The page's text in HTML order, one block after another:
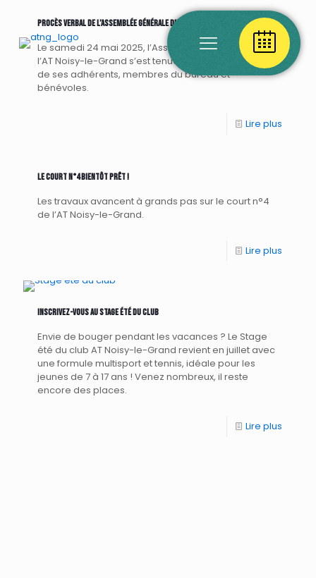
Procès verbal de l’Assemblée Générale du 24 mai 2025
Le samedi 24 mai 2025, l’Assemblée Générale de
l’AT Noisy-le-Grand s’est tenue au club, en présence
de ses adhérents, membres du bureau et
bénévoles.
Lire plus
Le court n°4 bientôt prêt !
Les travaux avancent à grands pas sur le court n°4
de l’AT Noisy-le-Grand.
Lire plus
Inscrivez-vous au stage été du club
Envie de bouger pendant les vacances ? Le Stage
été du club AT Noisy-le-Grand revient en juillet avec
une formule multisport et tennis, idéale pour les
jeunes de 7 à 17 ans ! Venez nombreux, il reste
encore des places.
Lire plus